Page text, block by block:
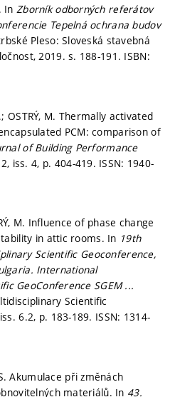
In Zborník odborných referátov
Tepelná ochrana budov
Pleso: Sloveská stavebná
2019.s. 188-191. ISBN:
OSTRÝ, M. Thermally activated
PCM: comparison of
of Building Performance
iss. 4, p. 404-419. ISSN: 1940-
M. Influence of phase change
in attic rooms. In 19th
Scientific Geoconference,
International
GeoConference SGEM ...
Scientific
6.2, p. 183-189. ISSN: 1314-
Akumulace při změnách
materiálů. In 43.